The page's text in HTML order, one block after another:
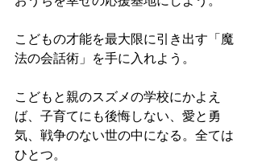
こどもの才能を最大限に引き出す「魔
法の会話術」を手に入れよう。
こどもと親のスズメの学校にかよえ
ば、子育てにも後悔しない、愛と勇
気、戦争のない世の中になる。全ては
ひとつ。